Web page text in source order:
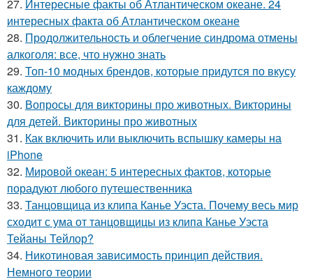
27. Интересные факты об Атлантическом океане. 24
интересных факта об Атлантическом океане
28. Продолжительность и облегчение синдрома отмены
алкоголя: все, что нужно знать
29. Топ-10 модных брендов, которые придутся по вкусу
каждому
30. Вопросы для викторины про животных. Викторины
для детей. Викторины про животных
31. Как включить или выключить вспышку камеры на
iPhone
32. Мировой океан: 5 интересных фактов, которые
порадуют любого путешественника
33. Танцовщица из клипа Канье Уэста. Почему весь мир
сходит с ума от танцовщицы из клипа Канье Уэста
Тейаны Тейлор?
34. Никотиновая зависимость принцип действия.
Немного теории